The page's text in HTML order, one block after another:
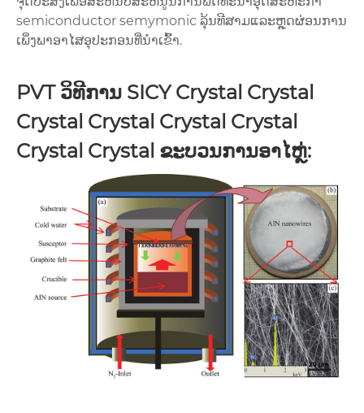
semiconductor semymonic ລຸ້ນທີສາມແລະຫຼຸດຜ່ອນການ
ເພິ່ງພາອາໄສອຸປະກອນທີ່ນໍາເຂົ້າ.
PVT ວິທີການ SICY Crystal Crystal
Crystal Crystal Crystal Crystal
Crystal Crystal ຂະບວນການອາໄຫຼ່: